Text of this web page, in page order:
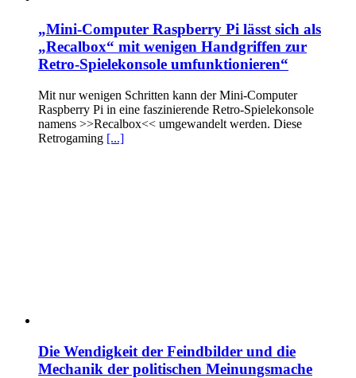
„Mini-Computer Raspberry Pi lässt sich als
„Recalbox“ mit wenigen Handgriffen zur
Retro-Spielekonsole umfunktionieren“
Mit nur wenigen Schritten kann der Mini-Computer
Raspberry Pi in eine faszinierende Retro-Spielekonsole
namens >>Recalbox<< umgewandelt werden. Diese
Retrogaming [...]
Die Wendigkeit der Feindbilder und die
Mechanik der politischen Meinungsmache